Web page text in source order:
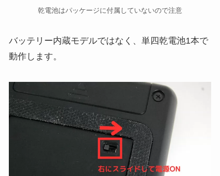
乾電池はパッケージに付属していないので注意
バッテリー内蔵モデルではなく、単四乾電池1本で
動作します。